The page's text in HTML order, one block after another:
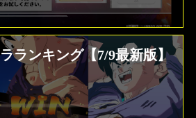
ラランキング【7/9最新版】